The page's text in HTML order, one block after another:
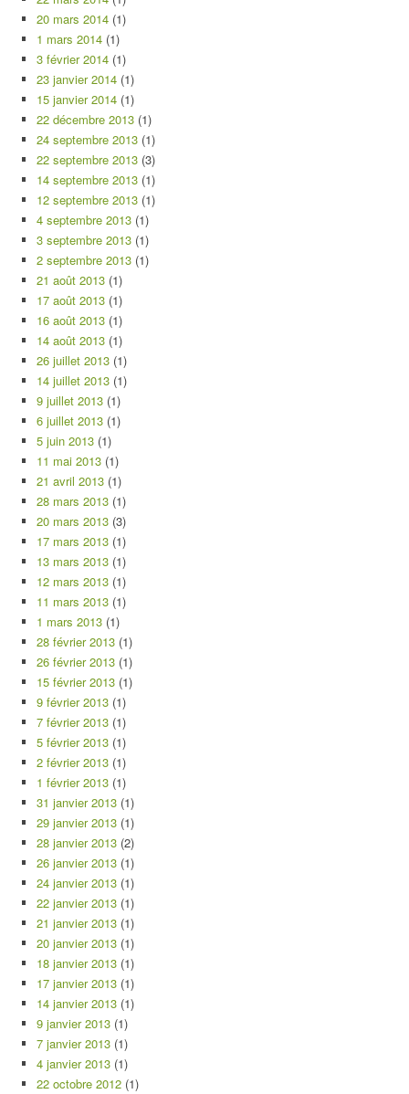
20 mars 2014 (1)
1 mars 2014 (1)
3 février 2014 (1)
23 janvier 2014 (1)
15 janvier 2014 (1)
22 décembre 2013 (1)
24 septembre 2013 (1)
22 septembre 2013 (3)
14 septembre 2013 (1)
12 septembre 2013 (1)
4 septembre 2013 (1)
3 septembre 2013 (1)
2 septembre 2013 (1)
21 août 2013 (1)
17 août 2013 (1)
16 août 2013 (1)
14 août 2013 (1)
26 juillet 2013 (1)
14 juillet 2013 (1)
9 juillet 2013 (1)
6 juillet 2013 (1)
5 juin 2013 (1)
11 mai 2013 (1)
21 avril 2013 (1)
28 mars 2013 (1)
20 mars 2013 (3)
17 mars 2013 (1)
13 mars 2013 (1)
12 mars 2013 (1)
11 mars 2013 (1)
1 mars 2013 (1)
28 février 2013 (1)
26 février 2013 (1)
15 février 2013 (1)
9 février 2013 (1)
7 février 2013 (1)
5 février 2013 (1)
2 février 2013 (1)
1 février 2013 (1)
31 janvier 2013 (1)
29 janvier 2013 (1)
28 janvier 2013 (2)
26 janvier 2013 (1)
24 janvier 2013 (1)
22 janvier 2013 (1)
21 janvier 2013 (1)
20 janvier 2013 (1)
18 janvier 2013 (1)
17 janvier 2013 (1)
14 janvier 2013 (1)
9 janvier 2013 (1)
7 janvier 2013 (1)
4 janvier 2013 (1)
22 octobre 2012 (1)